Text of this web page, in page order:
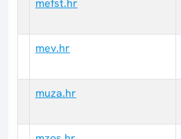
mefst.hr
mev.hr
muza.hr